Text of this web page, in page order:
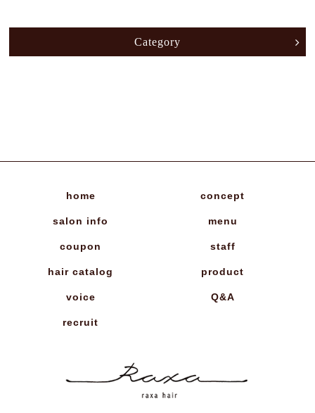
Category
home concept
salon info menu
coupon staff
hair catalog product
voice Q&A
recruit